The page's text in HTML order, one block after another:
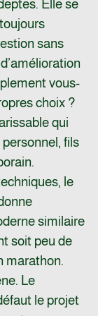
Elle se
sans
vous-
choix ?
qui
fils
le
similaire
soit peu de
marathon.
Le
le projet